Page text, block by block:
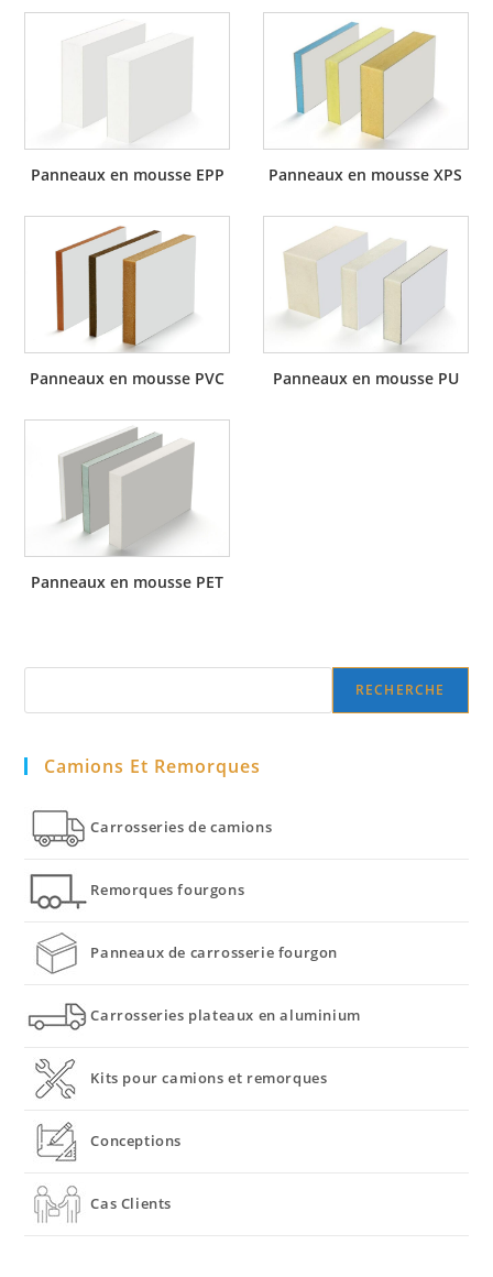
Panneaux en mousse EPP Panneaux en mousse XPS
Panneaux en mousse PVC Panneaux en mousse PU
Panneaux en mousse PET
RECHERCHE
Camions Et Remorques
Carrosseries de camions
Remorques fourgons
Panneaux de carrosserie fourgon
Carrosseries plateaux en aluminium
Kits pour camions et remorques
Conceptions
Cas Clients